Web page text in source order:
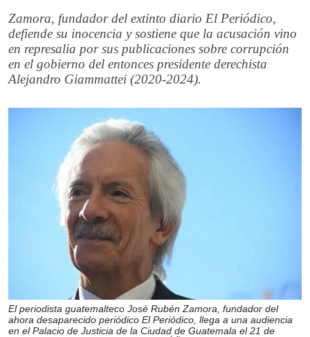
Zamora, fundador del extinto diario El Periódico,
defiende su inocencia y sostiene que la acusación vino
en represalia por sus publicaciones sobre corrupción
en el gobierno del entonces presidente derechista
Alejandro Giammattei (2020-2024).
El periodista guatemalteco José Rubén Zamora, fundador del
ahora desaparecido periódico El Periódico, llega a una audiencia
en el Palacio de Justicia de la Ciudad de Guatemala el 21 de